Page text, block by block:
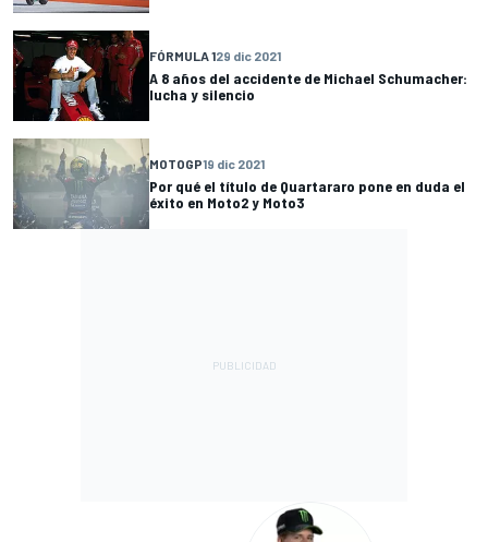
FÓRMULA 129 dic 2021
A 8 años del accidente de Michael Schumacher:
lucha y silencio
MOTOGP19 dic 2021
Por qué el título de Quartararo pone en duda el
éxito en Moto2 y Moto3